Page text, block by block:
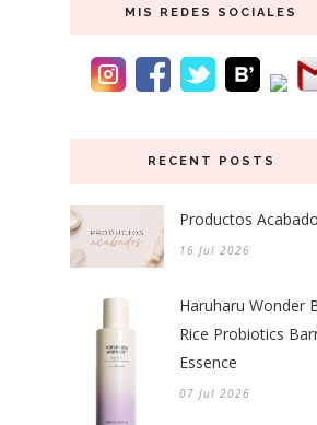
MIS REDES SOCIALES
RECENT POSTS
Productos
16 Jul 2026
Haruharu Wonder
Rice Probiotics
Essence
07 Jul 2026